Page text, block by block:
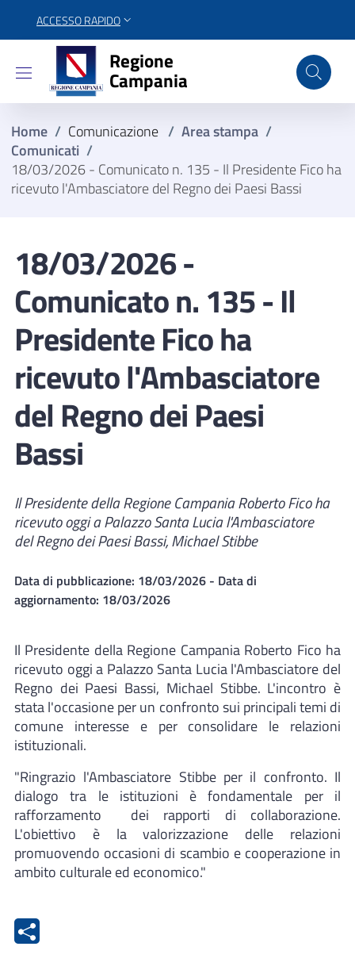
ACCESSO RAPIDO
Regione Campania
Regione
Campania
Home / Comunicazione / Area stampa /
Comunicati /
18/03/2026 - Comunicato n. 135 - Il Presidente Fico ha
ricevuto l'Ambasciatore del Regno dei Paesi Bassi
18/03/2026 -
Comunicato n. 135 - Il
Presidente Fico ha
ricevuto l'Ambasciatore
del Regno dei Paesi
Bassi
Il Presidente della Regione Campania Roberto Fico ha
ricevuto oggi a Palazzo Santa Lucia l'Ambasciatore
del Regno dei Paesi Bassi, Michael Stibbe
Data di pubblicazione: 18/03/2026 - Data di
aggiornamento: 18/03/2026
Il Presidente della Regione Campania Roberto Fico ha
ricevuto oggi a Palazzo Santa Lucia l'Ambasciatore del
Regno dei Paesi Bassi, Michael Stibbe. L'incontro è
stata l'occasione per un confronto sui principali temi di
comune interesse e per consolidare le relazioni
istituzionali.
"Ringrazio l'Ambasciatore Stibbe per il confronto. Il
dialogo tra le istituzioni è fondamentale per il
rafforzamento dei rapporti di collaborazione.
L'obiettivo è la valorizzazione delle relazioni
promuovendo occasioni di scambio e cooperazione in
ambito culturale ed economico."